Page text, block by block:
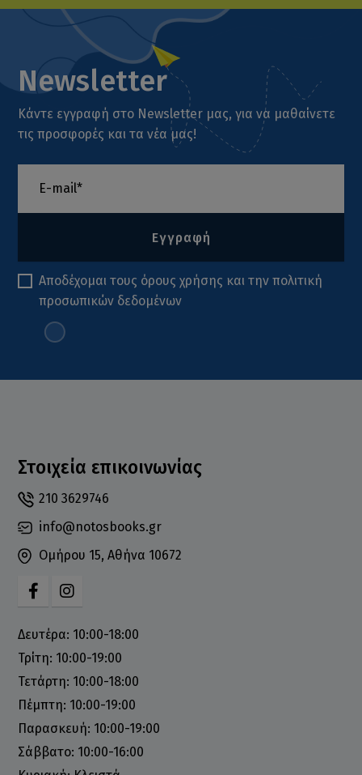
Newsletter
Κάντε εγγραφή στο Newsletter μας, για να μαθαίνετε
τις προσφορές και τα νέα μας!
Εγγραφή
Αποδέχομαι τους όρους χρήσης και τηνπολιτική
προσωπικών δεδομένων
Στοιχεία επικοινωνίας
210 3629746
info@notosbooks.gr
Ομήρου 15, Αθήνα 10672
Δευτέρα: 10:00-18:00
Τρίτη: 10:00-19:00
Τετάρτη: 10:00-18:00
Πέμπτη: 10:00-19:00
Παρασκευή: 10:00-19:00
Σάββατο: 10:00-16:00